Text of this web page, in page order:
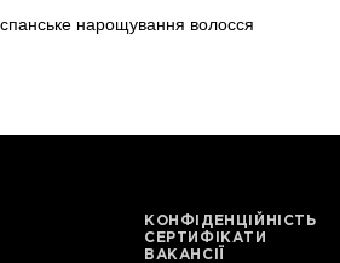
нарощування волосся
КОНФІДЕНЦІЙНІСТЬ
СЕРТИФІКАТИ
ВАКАНСІЇ